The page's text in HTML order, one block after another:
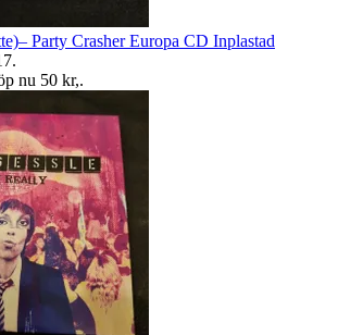
Party Crasher Europa CD Inplastad
.
nu 50 kr,.